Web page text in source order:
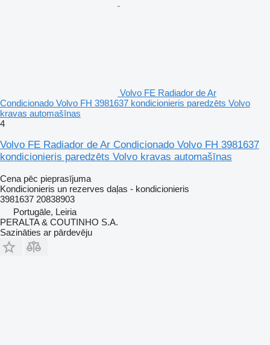
Volvo FE Radiador de Ar
Condicionado Volvo FH 3981637 kondicionieris paredzēts Volvo
kravas automašīnas
4
Volvo FE Radiador de Ar Condicionado Volvo FH 3981637
kondicionieris paredzēts Volvo kravas automašīnas
Cena pēc pieprasījuma
Kondicionieris un rezerves daļas - kondicionieris
3981637 20838903
Portugāle, Leiria
PERALTA & COUTINHO S.A.
Sazināties ar pārdevēju